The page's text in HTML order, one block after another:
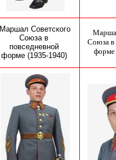
Маршал Советского
Союза в
повседневной
форме (1935-1940)
Союза в
форме